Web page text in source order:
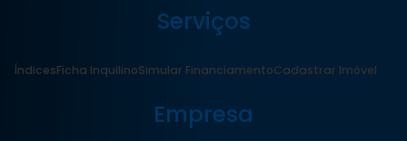
Serviços
ÍndicesFicha InquilinoSimular FinanciamentoCadastrar Imóvel
Empresa